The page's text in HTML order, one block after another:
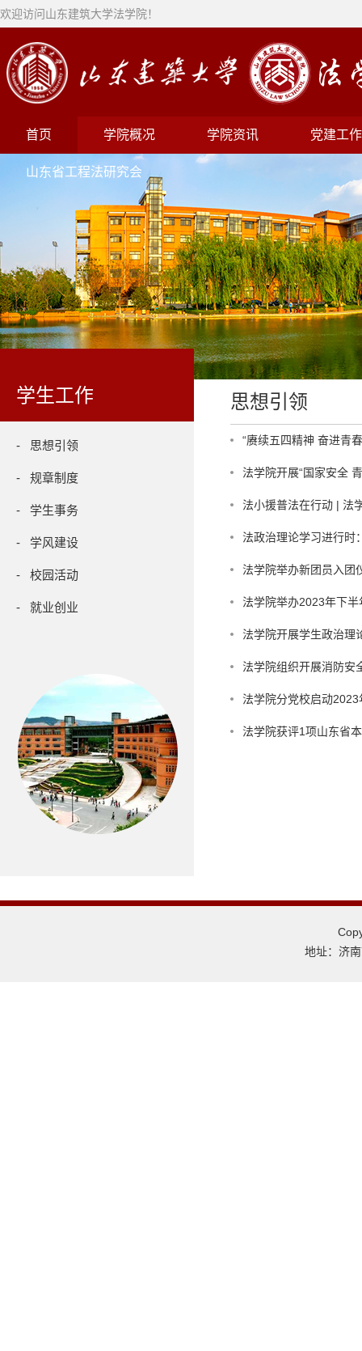
欢迎访问山东建筑大学法学院！
首页 学院概况 学院资讯 党建工作
山东省工程法研究会
学生工作
- 思想引领
- 规章制度
- 学生事务
- 学风建设
- 校园活动
- 就业创业
思想引领
“赓续五四精神 奋进青
法学院开展“国家安全
法小援普法在行动 | 法
法政治理论学习进行时
法学院举办新团员入团
法学院举办2023年下
法学院开展学生政治理
法学院组织开展消防安
法学院分党校启动
法学院获评1项山东省
地址：济